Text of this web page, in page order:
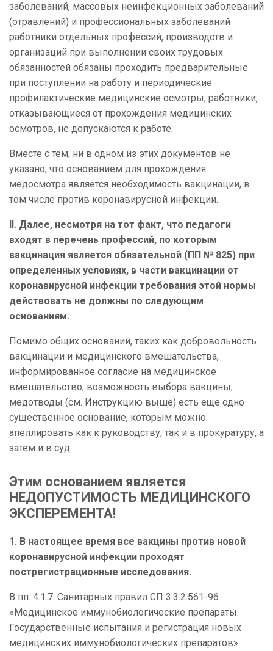
заболеваний, массовых неинфекционных заболеваний
(отравлений) и профессиональных заболеваний
работники отдельных профессий, производств и
организаций при выполнении своих трудовых
обязанностей обязаны проходить предварительные
при поступлении на работу и периодические
профилактические медицинские осмотры; работники,
отказывающиеся от прохождения медицинских
осмотров, не допускаются к работе.
Вместе с тем, ни в одном из этих документов не
указано, что основанием для прохождения
медосмотра является необходимость вакцинации, в
том числе против коронавирусной инфекции.
II. Далее, несмотря на тот факт, что педагоги
входят в перечень профессий, по которым
вакцинация является обязательной (ПП № 825) при
определенных условиях, в части вакцинации от
коронавирусной инфекции требования этой нормы
действовать не должны по следующим
основаниям.
Помимо общих оснований, таких как добровольность
вакцинации и медицинского вмешательства,
информированное согласие на медицинское
вмешательство, возможность выбора вакцины,
медотводы (см. Инструкцию выше) есть еще одно
существенное основание, которым можно
апеллировать как к руководству, так и в прокуратуру, а
затем и в суд.
Этим основанием является
НЕДОПУСТИМОСТЬ МЕДИЦИНСКОГО
ЭКСПЕРЕМЕНТА!
1. В настоящее время все вакцины против новой
коронавирусной инфекции проходят
пострегистрационные исследования.
В пп. 4.1.7. Санитарных правил СП 3.3.2.561-96
«Медицинское иммунобиологические препараты.
Государственные испытания и регистрация новых
медицинских иммунобиологических препаратов»